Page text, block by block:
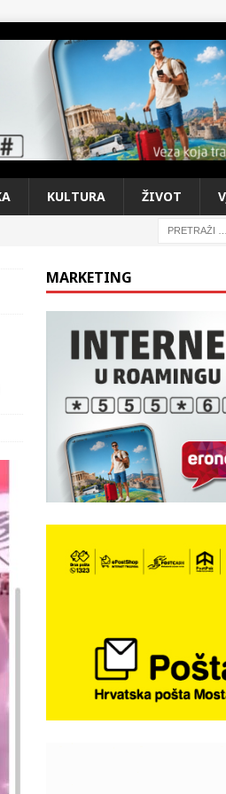
KULTURA ŽIVOT
MARKETING